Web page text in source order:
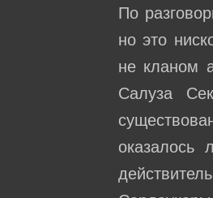
По
но это
не кланом
Салуза